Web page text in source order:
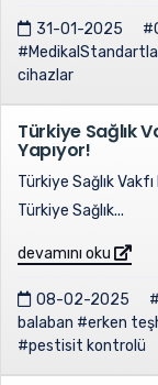
31-01-2025
cihazlar
Türkiye Sağlık
Yapıyor!
Türkiye Sağlık
Türkiye Sağlık...
devamını oku
08-02-2025
balaban #erken
#pestisit kontrolü